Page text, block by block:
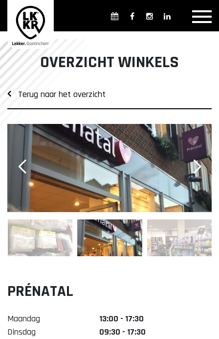
Overzicht winkels
Openingsdagen en -tijden
Weekmarkten
Overzicht Cultuur & Musea
Parkeren in Doetinchem
Openbaar vervoer
Gratis Shuttle
FAQ
Organisatie Binnenstadbedrijf Doetinchem
OVERZICHT WINKELS
Terug naar het overzicht
PRÉNATAL
Maandag
13:00 - 17:30
Dinsdag
09:30 - 17:30